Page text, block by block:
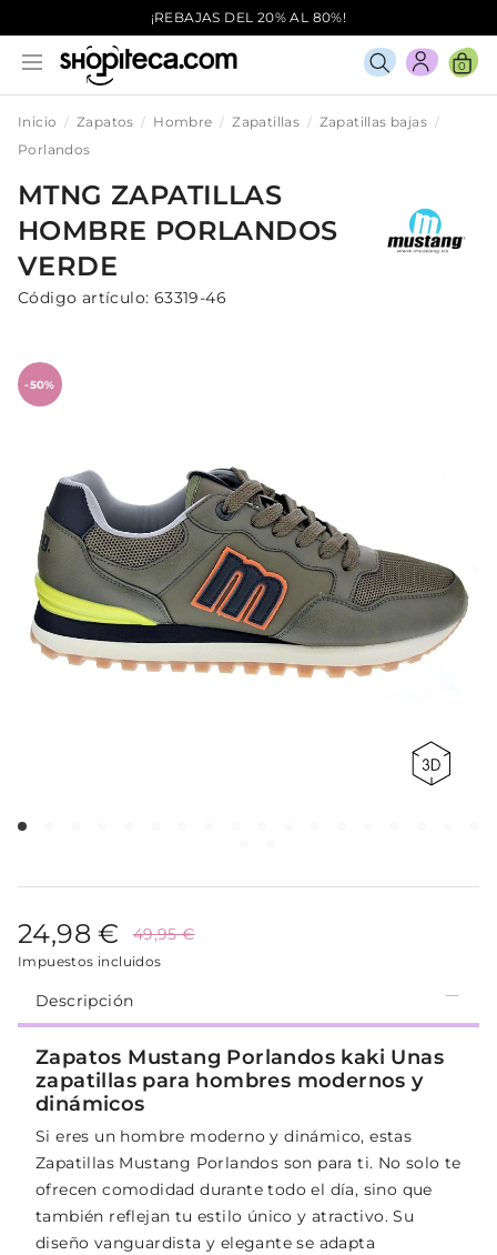
¡REBAJAS DEL 20% AL 80%!
0
Inicio Zapatos Hombre Zapatillas
Zapatillas bajas
Porlandos
MTNG ZAPATILLAS
HOMBRE PORLANDOS
VERDE
Código artículo: 63319-46
-50%
24,98 € 49,95 €
Impuestos incluidos
Descripción
Zapatos Mustang Porlandos kaki Unas
zapatillas para hombres modernos y
dinámicos
Si eres un hombre moderno y dinámico, estas
Zapatillas Mustang Porlandos son para ti. No solo te
ofrecen comodidad durante todo el día, sino que
también reflejan tu estilo único y atractivo. Su
diseño vanguardista y elegante se adapta